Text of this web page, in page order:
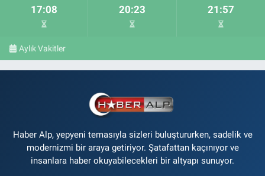
17:08 20:23 21:57
Aylık Vakitler
Haber Alp, yepyeni temasıyla sizleri buluştururken, sadelik ve
modernizmi bir araya getiriyor. Şatafattan kaçınıyor ve
insanlara haber okuyabilecekleri bir altyapı sunuyor.